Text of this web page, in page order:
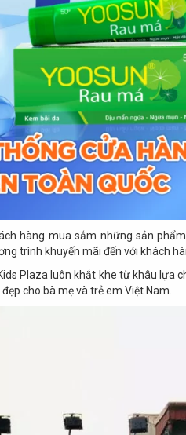
hàng mua sắm những sản
trình khuyến mãi đến với khách
Plaza luôn khắt khe từ khâu lựa
cho bà mẹ và trẻ em Việt Nam.